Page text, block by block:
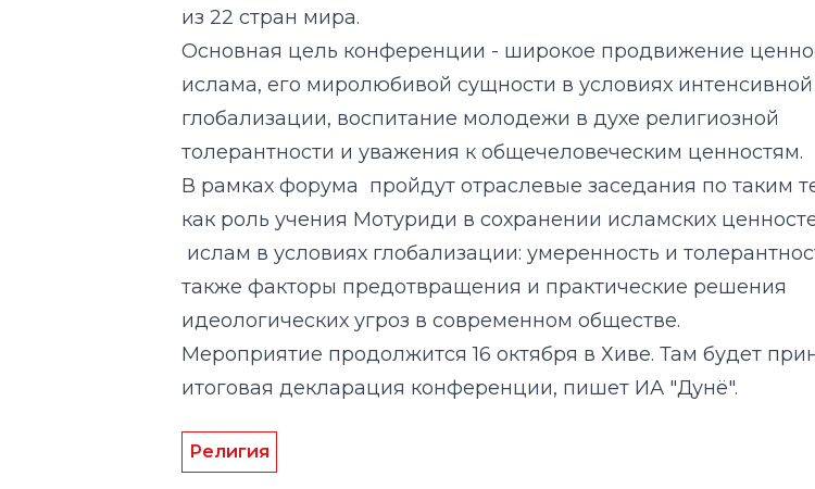
из 22 стран мира.
Основная цель конференции - широкое продвижение
ислама, его миролюбивой сущности в условиях интенсивной
глобализации, воспитание молодежи в духе религиозной
толерантности и уважения к общечеловеческим ценностям.
В рамках форума пройдут отраслевые заседания по таким
как роль учения Мотуриди в сохранении исламских
ислам в условиях глобализации: умеренность и
также факторы предотвращения и практические решения
идеологических угроз в современном обществе.
Мероприятие продолжится 16 октября в Хиве. Там будет
итоговая декларация конференции, пишет ИА "Дунё".
Религия